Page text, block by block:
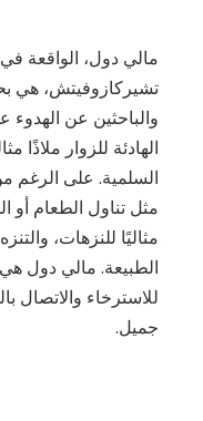
مالي دول، الواقعة في
تشيركازوفيتش، هي
والباحثين عن الهدوء
الهادئة للزوار ملاذًا
السلمية. على الرغم
مثل تناول الطعام أو
مثاليًا للنزهات،
الطبيعة. مالي دول هي
للاسترخاء والاتصال
جميل.